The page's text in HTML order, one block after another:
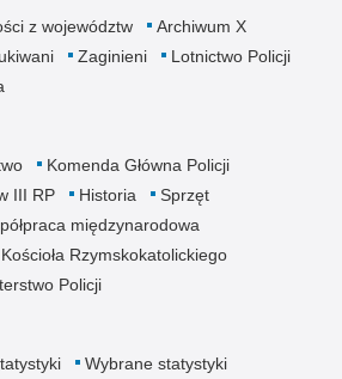
z województw
Archiwum X
Zaginieni
Lotnictwo Policji
Komenda Główna Policji
III RP Historia
Sprzęt
międzynarodowa
Rzymskokatolickiego
Policji
Wybrane statystyki